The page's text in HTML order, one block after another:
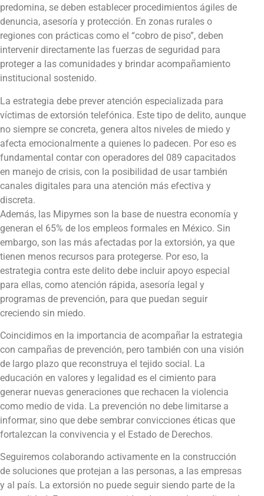
predomina, se deben establecer procedimientos ágiles de
denuncia, asesoría y protección. En zonas rurales o
regiones con prácticas como el “cobro de piso”, deben
intervenir directamente las fuerzas de seguridad para
proteger a las comunidades y brindar acompañamiento
institucional sostenido.
La estrategia debe prever atención especializada para
víctimas de extorsión telefónica. Este tipo de delito, aunque
no siempre se concreta, genera altos niveles de miedo y
afecta emocionalmente a quienes lo padecen. Por eso es
fundamental contar con operadores del 089 capacitados
en manejo de crisis, con la posibilidad de usar también
canales digitales para una atención más efectiva y
discreta.
Además, las Mipymes son la base de nuestra economía y
generan el 65% de los empleos formales en México. Sin
embargo, son las más afectadas por la extorsión, ya que
tienen menos recursos para protegerse. Por eso, la
estrategia contra este delito debe incluir apoyo especial
para ellas, como atención rápida, asesoría legal y
programas de prevención, para que puedan seguir
creciendo sin miedo.
Coincidimos en la importancia de acompañar la estrategia
con campañas de prevención, pero también con una visión
de largo plazo que reconstruya el tejido social. La
educación en valores y legalidad es el cimiento para
generar nuevas generaciones que rechacen la violencia
como medio de vida. La prevención no debe limitarse a
informar, sino que debe sembrar convicciones éticas que
fortalezcan la convivencia y el Estado de Derechos.
Seguiremos colaborando activamente en la construcción
de soluciones que protejan a las personas, a las empresas
y al país. La extorsión no puede seguir siendo parte de la